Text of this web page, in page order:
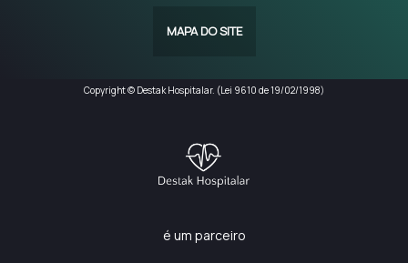
MAPA DO SITE
Copyright © Destak Hospitalar. (Lei 9610 de 19/02/1998)
é um parceiro